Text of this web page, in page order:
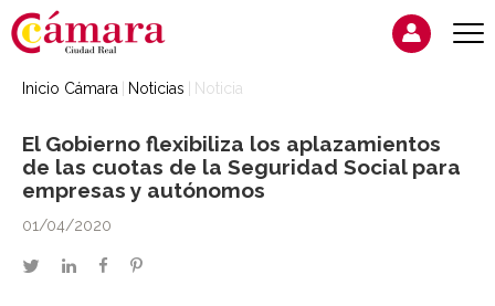
Inicio Cámara Noticias Noticia
El Gobierno flexibiliza los aplazamientos
de las cuotas de la Seguridad Social para
empresas y autónomos
01/04/2020
twitterlinkedinfacebookpinterest